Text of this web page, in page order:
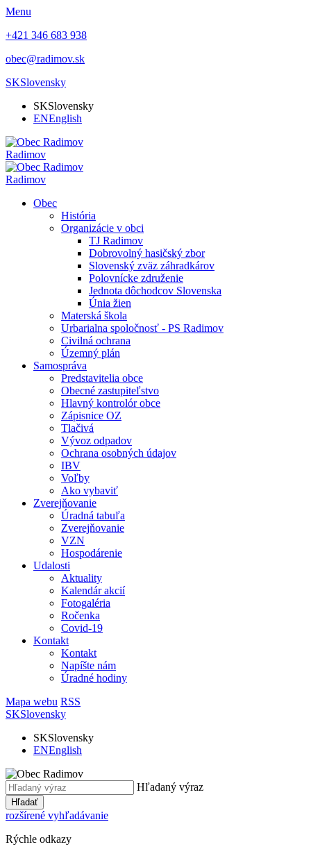
Menu
+421 346 683 938
obec@radimov.sk
SKSlovensky
SKSlovensky
ENEnglish
Radimov
Radimov
Obec
História
Organizácie v obci
TJ Radimov
Dobrovolný hasičský zbor
Slovenský zväz záhradkárov
Polovnícke združenie
Jednota dôchodcov Slovenska
Únia žien
Materská škola
Urbarialna spoločnosť - PS Radimov
Civilná ochrana
Územný plán
Samospráva
Predstavitelia obce
Obecné zastupiteľstvo
Hlavný kontrolór obce
Zápisnice OZ
Tlačivá
Vývoz odpadov
Ochrana osobných údajov
IBV
Voľby
Ako vybaviť
Zverejňovanie
Úradná tabuľa
Zverejňovanie
VZN
Hospodárenie
Udalosti
Aktuality
Kalendár akcií
Fotogaléria
Ročenka
Covid-19
Kontakt
Kontakt
Napíšte nám
Úradné hodiny
Mapa webu RSS
SKSlovensky
SKSlovensky
ENEnglish
Hľadaný výraz
Hľadať
rozšírené vyhľadávanie
Rýchle odkazy